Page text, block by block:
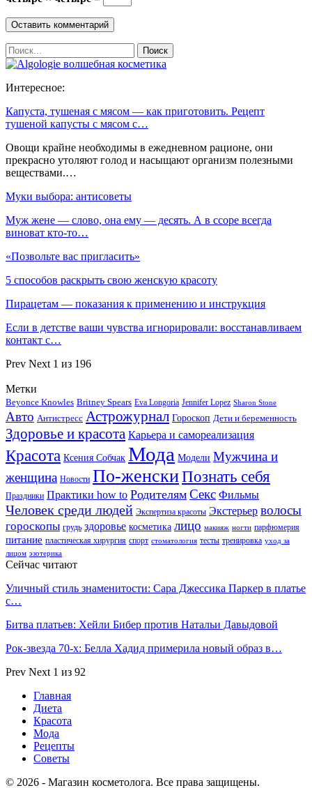
Интересное:
Капуста, тушеная с мясом — как приготовить. Рецепт
тушеной капусты с мясом с…
Овощи крайне необходимы в ежедневном рационе, они
прекрасно утоляют голод и насыщают организм полезными
веществами.…
Муки выбора: антисоветы
Муж жене — слово, она ему — десять. А в ссоре всегда
виноват кто-то…
«Позвольте вас пригласить»
5 способов раскрыть свою женскую красоту
Пирацетам — показания к применению и инструкция
Если в детстве ваши чувства игнорировали: восстанавливаем
контакт с…
Prev Next 1 из 196
Метки
Beyonce Knowles Britney Spears Eva Longoria Jennifer Lopez Sharon Stone
Авто Антистресс Астрожурнал Гороскоп Дети и беременность
Здоровье и красота Карьера и самореализация
Красота Ксения Собчак Мода Модели Мужчина и
женщина Новости По-женскиПознать себя
Праздники Практики how to Родителям Секс Фильмы
Человек среди людей Экспертиза красоты Экстерьер волосы
гороскопы грудь здоровье косметика лицо макияж ногти парфюмерия
питание пластическая хирургия спорт стоматология тесты тренировка уход за
лицом эзотерика
Сейчас читают
Уличный стиль знаменитости: Сара Джессика Паркер в платье
с…
Битва платьев: Хейли Бибер против Натальи Давыдовой
Рок-звезда 70-х: Белла Хадид примерила новый образ в…
Prev Next 1 из 92
Главная
Диета
Красота
Мода
Рецепты
Советы
© 2026 - Магазин косметолога. Все права защищены.